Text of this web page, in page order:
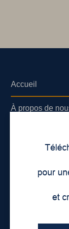
pour
et
Accueil
À propos de
Lieux de